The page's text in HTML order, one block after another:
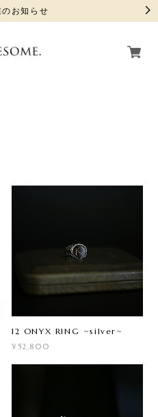
のお知らせ
12 ONYX RING ~silver~
¥52,800